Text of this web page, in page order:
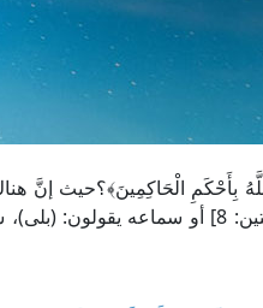
بِأَحْكَمِ الْحَاكِمِينَ﴾؟حيث إنَّ
قوله تعالى: ﴿أَلَيْسَ اللَّهُ بِأَحْكَمِ الْحَاكِمِينَ﴾